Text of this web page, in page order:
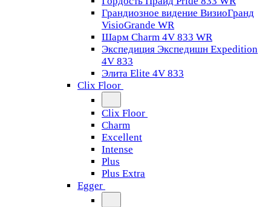
Грандиозное видение ВизиоГранд
VisioGrande WR
Шарм Charm 4V 833 WR
Экспедиция Экспедишн Expedition
4V 833
Элита Elite 4V 833
Clix Floor
Clix Floor
Charm
Excellent
Intense
Plus
Plus Extra
Egger